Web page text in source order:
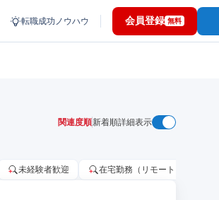
転職成功ノウハウ 会員登録 無料
関連度順新着順詳細表示
未経験者歓迎 在宅勤務（リモートワーク）OK